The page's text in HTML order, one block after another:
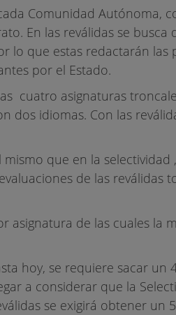
Comunidad Autónoma,
En las reválidas se busca
lo que estas redactarán las
por el Estado.
cuatro asignaturas
dos idiomas. Con las
que en la selectividad
de las reválidas
asignatura de las cuales la
hoy, se requiere sacar un
a considerar que la
se exigirá obtener un